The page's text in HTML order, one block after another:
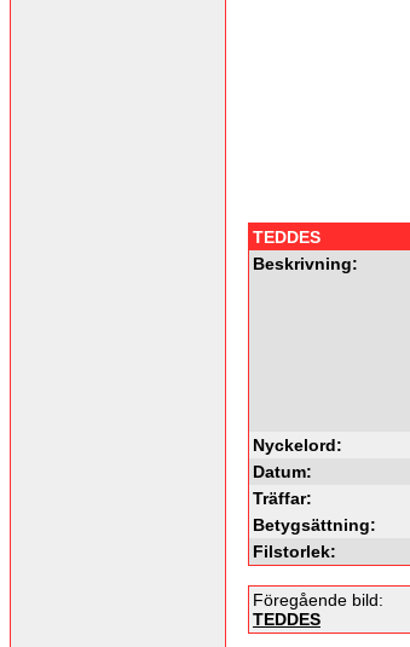
TEDDES
Beskrivning:
Nyckelord:
Datum:
Träffar:
Betygsättning:
Filstorlek:
Föregående bild:
TEDDES